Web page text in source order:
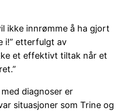
ikke innrømme å ha gjort
i!” etterfulgt av
et effektivt tiltak når et
diagnoser er
situasjoner som Trine og